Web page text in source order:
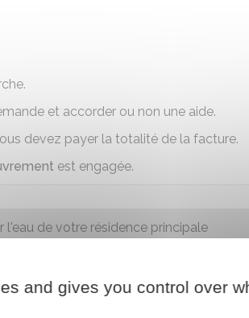
et accorder ou non une aide.
devez payer la totalité de la facture.
est engagée.
de votre résidence principale
sur la facturation de votre
and gives you control over